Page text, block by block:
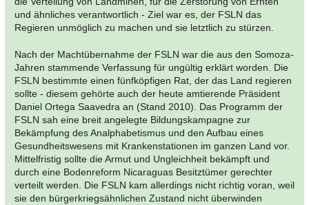
und ähnliches verantwortlich - Ziel war es, der FSLN das
Regieren unmöglich zu machen und sie letztlich zu stürzen.
Nach der Machtübernahme der FSLN war die aus den Somoza-
Jahren stammende Verfassung für ungültig erklärt worden. Die
FSLN bestimmte einen fünfköpfigen Rat, der das Land regieren
sollte - diesem gehörte auch der heute amtierende Präsident
Daniel Ortega Saavedra an (Stand 2010). Das Programm der
FSLN sah eine breit angelegte Bildungskampagne zur
Bekämpfung des Analphabetismus und den Aufbau eines
Gesundheitswesens mit Krankenstationen im ganzen Land vor.
Mittelfristig sollte die Armut und Ungleichheit bekämpft und
durch eine Bodenreform Nicaraguas Besitztümer gerechter
verteilt werden. Die FSLN kam allerdings nicht richtig voran, weil
sie den bürgerkriegsähnlichen Zustand nicht überwinden